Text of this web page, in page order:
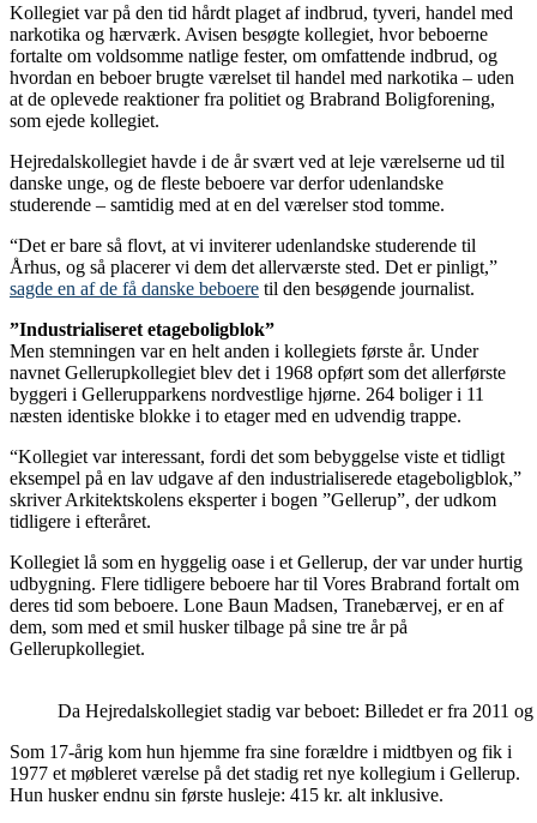
Kollegiet var på den tid hårdt plaget af indbrud, tyveri, handel med
narkotika og hærværk. Avisen besøgte kollegiet, hvor beboerne
fortalte om voldsomme natlige fester, om omfattende indbrud, og
hvordan en beboer brugte værelset til handel med narkotika – uden
at de oplevede reaktioner fra politiet og Brabrand Boligforening,
som ejede kollegiet.
Hejredalskollegiet havde i de år svært ved at leje værelserne ud til
danske unge, og de fleste beboere var derfor udenlandske
studerende – samtidig med at en del værelser stod tomme.
“Det er bare så flovt, at vi inviterer udenlandske studerende til
Århus, og så placerer vi dem det allerværste sted. Det er pinligt,”
sagde en af de få danske beboere til den besøgende journalist.
”Industrialiseret etageboligblok”
Men stemningen var en helt anden i kollegiets første år. Under
navnet Gellerupkollegiet blev det i 1968 opført som det allerførste
byggeri i Gellerupparkens nordvestlige hjørne. 264 boliger i 11
næsten identiske blokke i to etager med en udvendig trappe.
“Kollegiet var interessant, fordi det som bebyggelse viste et tidligt
eksempel på en lav udgave af den industrialiserede etageboligblok,”
skriver Arkitektskolens eksperter i bogen ”Gellerup”, der udkom
tidligere i efteråret.
Kollegiet lå som en hyggelig oase i et Gellerup, der var under hurtig
udbygning. Flere tidligere beboere har til Vores Brabrand fortalt om
deres tid som beboere. Lone Baun Madsen, Tranebærvej, er en af
dem, som med et smil husker tilbage på sine tre år på
Gellerupkollegiet.
Da Hejredalskollegiet stadig var beboet: Billedet er fra 2011
Som 17-årig kom hun hjemme fra sine forældre i midtbyen og fik i
1977 et møbleret værelse på det stadig ret nye kollegium i Gellerup.
Hun husker endnu sin første husleje: 415 kr. alt inklusive.